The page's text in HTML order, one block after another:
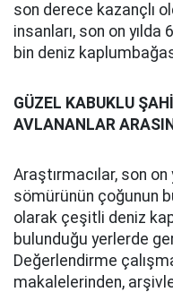
son derece kazançlı
insanları, son on yılda
bin deniz
GÜZEL KABUKLU
AVLANANLAR
Araştırmacılar, son on
sömürünün çoğunun
olarak çeşitli deniz
bulunduğu yerlerde
Değerlendirme
makalelerinden,